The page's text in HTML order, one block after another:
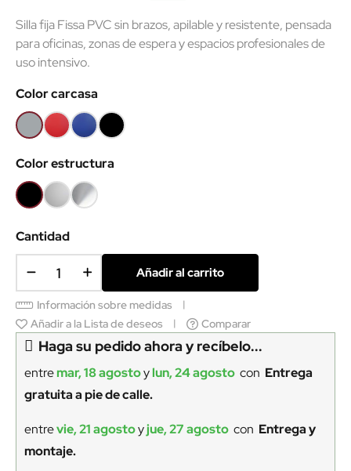
Silla fija Fissa PVC sin brazos, apilable y resistente, pensada
para oficinas, zonas de espera y espacios profesionales de
uso intensivo.
Color carcasa
Gris
Rojo
VC
Azul
VC
Negro
VC
Color estructura
NegroGris
aluminio
Cromo
Cantidad
Añadir al carrito
Información sobre medidas
Añadir a la Lista de deseos
Comparar
Haga su pedido ahora y recíbelo...
entremar, 18 agostoylun, 24 agosto con Entrega
gratuita a pie de calle.
entrevie, 21 agostoyjue, 27 agosto con Entrega y
montaje.